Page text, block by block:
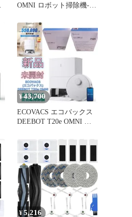
OMNI ロボット掃除機-
¥43,700
ECOVACS エコバックス
DEEBOT T20e OMNI ロ
¥5,216